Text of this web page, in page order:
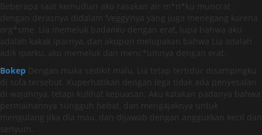
Beberapa saat kemudian aku rasakan air m*n*ku muncrat
dengan derasnya didalam ‘Veggy’nya yang juga menegang karena
org*sme. Lia memeluk badanku dengan erat, lupa bahwa aku
adalah kakak iparnya, dan akupun melupakan bahwa Lia adalah
adik iparku, aku memeluk dan menc*umnya dengan erat.
Bokep Dengan muka sedikit malu, Lia tetap tertidur disampingku
di sofa tersebut. Kuperhatikan dengan lega tidak ada penyesalan
di wajahnya, tetapi kulihat kepuasan. Aku katakan padanya bahwa
permainannya sungguh hebat, dan mengajaknya untuk
mengulang jika dia mau, dan dijawab dengan anggukkan kecil dan
senyum.